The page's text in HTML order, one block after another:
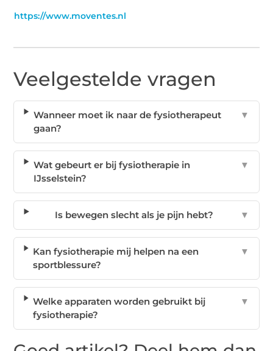
https://www.moventes.nl
Veelgestelde vragen
Wanneer moet ik naar de fysiotherapeut
gaan?
▼
Wat gebeurt er bij fysiotherapie in
IJsselstein?
▼
Is bewegen slecht als je pijn hebt? ▼
Kan fysiotherapie mij helpen na een
sportblessure?
▼
Welke apparaten worden gebruikt bij
fysiotherapie?
▼